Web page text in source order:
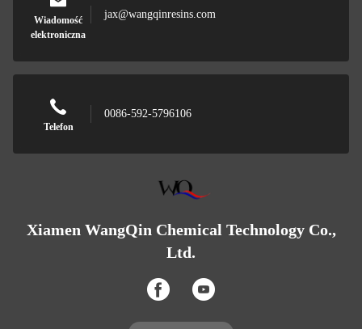
Wiadomość
elektroniczna
jax@wangqinresins.com
Telefon
0086-592-5796106
Xiamen WangQin Chemical Technology Co.,
Ltd.